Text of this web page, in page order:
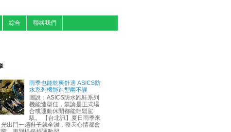
綜合 聯絡我們
雨季也能乾爽舒適 ASICS防
水系列機能造型兩不誤
圖說：ASICS防水跑鞋系列
機能造型佳，無論是正式場
合或運動休閒都能輕鬆駕
馭。 【台北訊】夏日雨季來
光出門一趟鞋子就全濕，整天心情都會